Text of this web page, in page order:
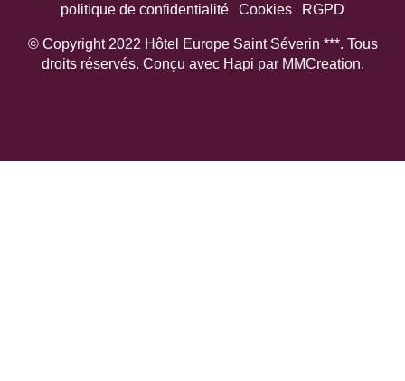
politique de confidentialité
Cookies RGPD
© Copyright 2022 Hôtel Europe Saint Séverin ***. Tous
droits réservés. Conçu avec Hapi par MMCreation.